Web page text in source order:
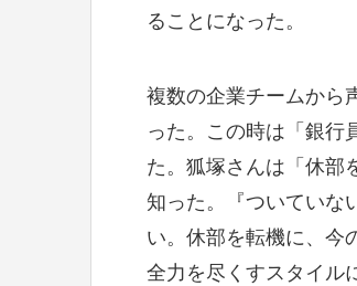
ることになった。
複数の企業チームから
った。この時は「銀行
た。狐塚さんは「休部
知った。『ついていな
い。休部を転機に、今
全力を尽くすスタイル